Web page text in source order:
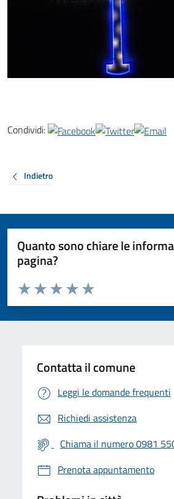
Condividi:
Indietro
Quanto sono chiare le
pagina?
Valuta da 1 a 5 stelle la pagina
Valuta 5 stelle su 5
Valuta 4 stelle su 5
Valuta 3 stelle su 5
Valuta 2 stelle su 5
Valuta 1 stelle su 5
Contatta il comune
Leggi le domande frequenti
Richiedi assistenza
Chiama il numero 0981
Prenota appuntamento